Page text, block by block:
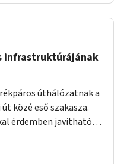
infrastruktúrájának
úthálózatnak a
közé eső szakasza.
érdemben javítható